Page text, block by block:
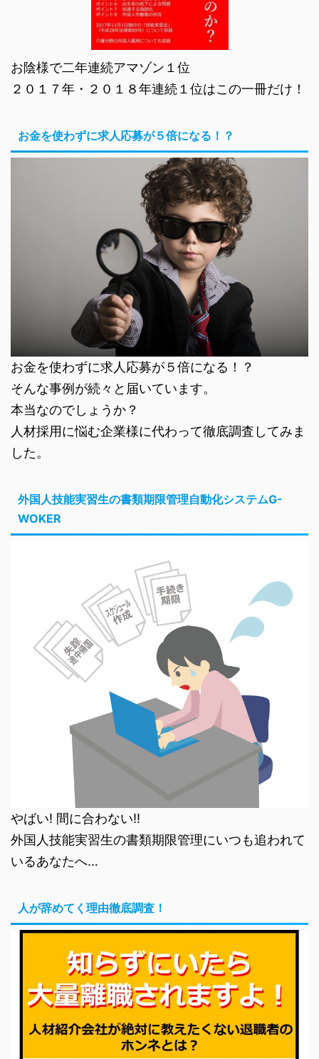
お陰様で二年連続アマゾン１位
２０１７年・２０１８年連続１位はこの一冊だけ！
お金を使わずに求人応募が５倍になる！？
お金を使わずに求人応募が５倍になる！？
そんな事例が続々と届いています。
本当なのでしょうか？
人材採用に悩む企業様に代わって徹底調査してみま
した。
外国人技能実習生の書類期限管理自動化システムG-
WOKER
やばい! 間に合わない!!
外国人技能実習生の書類期限管理にいつも追われて
いるあなたへ…
人が辞めてく理由徹底調査！